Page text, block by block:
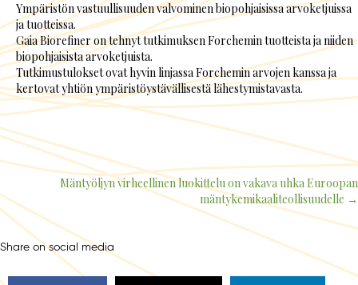
Ympäristön vastuullisuuden valvominen biopohjaisissa arvoketjuissa
ja tuotteissa.
Gaia Biorefiner on tehnyt tutkimuksen Forchemin tuotteista ja niiden
biopohjaisista arvoketjuista.
Tutkimustulokset ovat hyvin linjassa Forchemin arvojen kanssa ja
kertovat yhtiön ympäristöystävällisestä lähestymistavasta.
navigation
Mäntyöljyn virheellinen luokittelu on vakava uhka Euroopan
mäntykemikaaliteollisuudelle →
Share on social media